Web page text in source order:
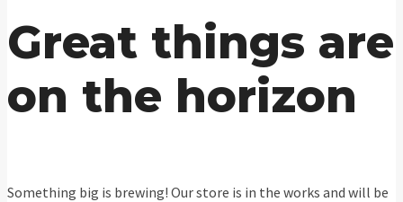
Great things are
on the horizon
Something big is brewing! Our store is in the works and will be